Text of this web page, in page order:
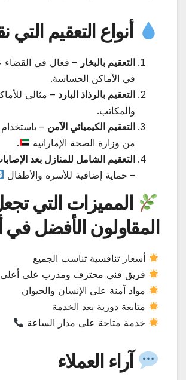
أنواع التعقيم التي
التعقيم بالبخار – فعال في القضاء
في الأماكن الحساسة.
التعقيم بالرذاذ البارد – مثالي
والمكاتب.
التعقيم الكيميائي الآمن –
من وزارة الصحة الإماراتية
.
التعقيم الشامل للمنازل بعد
– حماية إضافية للأسرة والأطفال
المميزات التي
المقاولون الأفضل
أسعار تنافسية تناسب الجميع
فريق فني محترف ومدرب على
مواد آمنة على الإنسان والحيوان
متابعة دورية بعد الخدمة
خدمة متاحة على مدار الساعة
آراء العملاء